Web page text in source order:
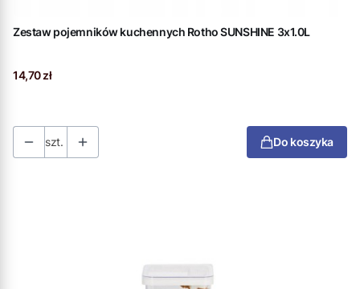
Zestaw pojemników kuchennych Rotho SUNSHINE 3x1.0L
Cena
14,70 zł
szt. Do koszyka